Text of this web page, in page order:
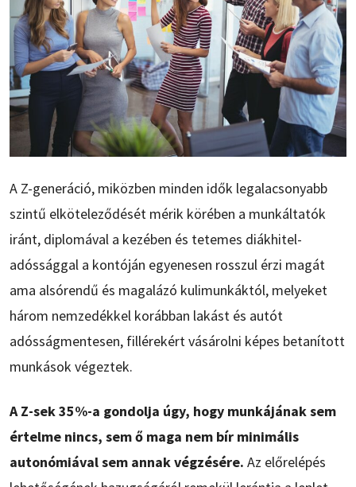
A Z-generáció, miközben minden idők legalacsonyabb
szintű elköteleződését mérik körében a munkáltatók
iránt, diplomával a kezében és tetemes diákhitel-
adóssággal a kontóján egyenesen rosszul érzi magát
ama alsórendű és magalázó kulimunkáktól, melyeket
három nemzedékkel korábban lakást és autót
adósságmentesen, fillérekért vásárolni képes betanított
munkások végeztek.
A Z-sek 35%-a gondolja úgy, hogy munkájának sem
értelme nincs, sem ő maga nem bír minimális
autonómiával sem annak végzésére. Az előrelépés